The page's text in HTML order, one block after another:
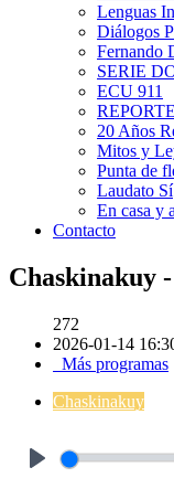
Lenguas
Diálogos
Fernando
SERIE
ECU 911
20 Años
Mitos y
Punta de
Laudato Sí
En casa y
Contacto
Chaskinakuy
272
2026-01-14
Más programas
Chaskinakuy